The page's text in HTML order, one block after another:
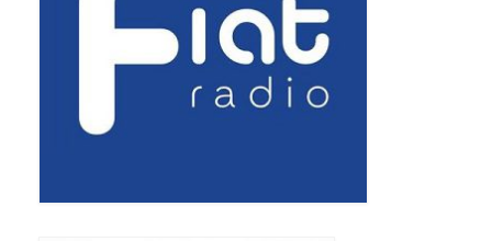
Wigilia Paschalna 2019
Wielki Piątek 2019
Wielki Czwartek 2019
Apostoła w Częstochowie 2019